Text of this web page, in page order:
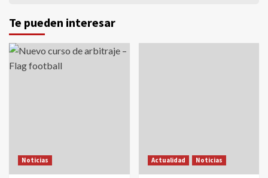
Te pueden interesar
Noticias Actualidad Noticias